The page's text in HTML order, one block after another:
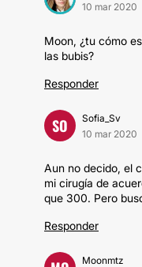
10 mar 2020
Moon, ¿tu cómo
las bubis?
Responder
SO
Sofia_Sv
10 mar 2020
Aun no decido, el
mi cirugía de
que 300. Pero
Responder
Moonmtz